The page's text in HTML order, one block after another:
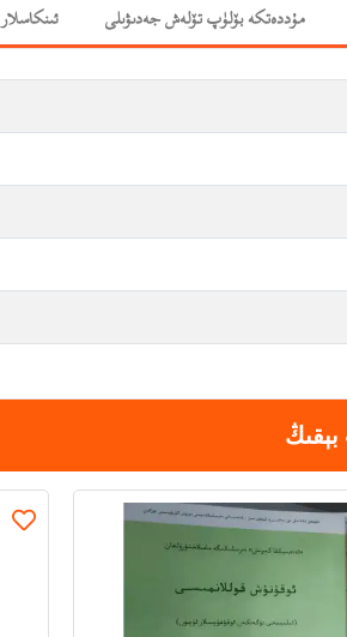
مۇددەتكە بۆلۈپ تۆلەش جەدىۋىلى ئىنكاسلار
بېقىڭ